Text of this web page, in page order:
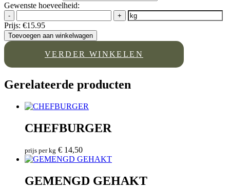
Gewenste hoeveelheid:
- +
Prijs: €15.95
Toevoegen aan winkelwagen
VERDER WINKELEN
Gerelateerde producten
CHEFBURGER
prijs per kg € 14,50
GEMENGD GEHAKT